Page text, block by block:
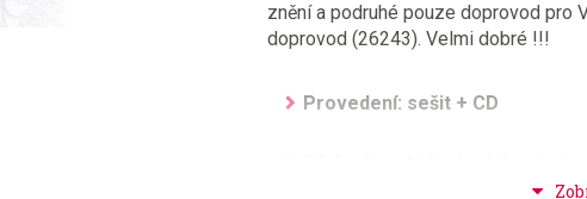
znění a podruhé pouze doprovod pro
doprovod (26243). Velmi dobré !!!
Provedení: sešit + CD